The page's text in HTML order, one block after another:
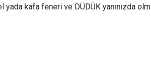
yada kafa feneri ve DÜDÜK yanınızda